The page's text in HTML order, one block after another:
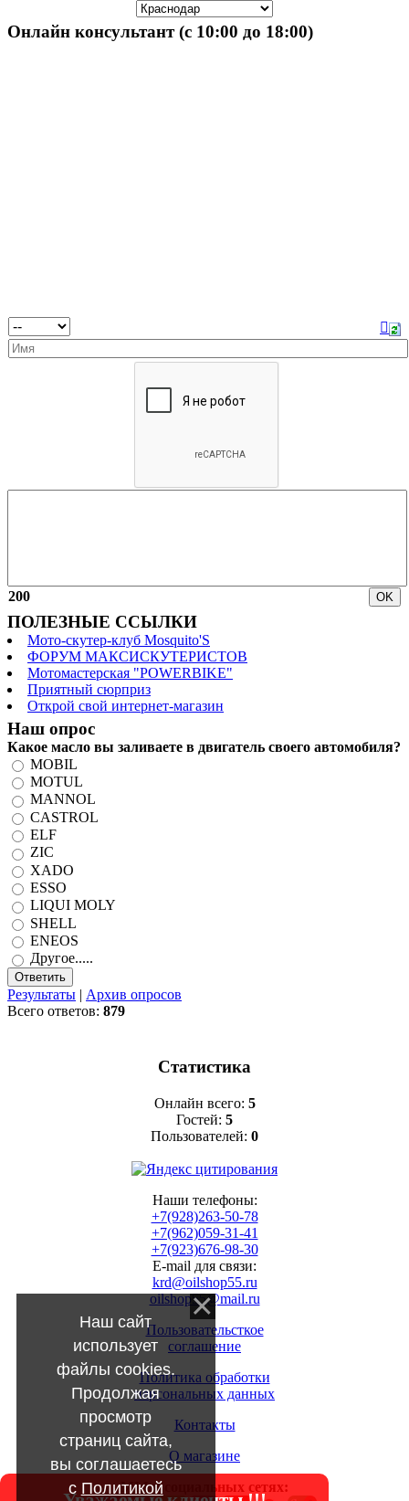
Онлайн консультант (с 10:00 до 18:00)
200
ПОЛЕЗНЫЕ ССЫЛКИ
Мото-скутер-клуб Mosquito'S
ФОРУМ МАКСИСКУТЕРИСТОВ
Мотомастерская "POWERBIKE"
Приятный сюрприз
Открой свой интернет-магазин
Наш опрос
Какое масло вы заливаете в двигатель своего автомобиля?
MOBIL
MOTUL
MANNOL
CASTROL
ELF
ZIC
XADO
ESSO
LIQUI MOLY
SHELL
ENEOS
Другое.....
Результаты | Архив опросов
Всего ответов: 879
Статистика
Онлайн всего: 5
Гостей: 5
Пользователей: 0
Наши телефоны:
+7(928)263-50-78
+7(962)059-31-41
+7(923)676-98-30
E-mail для связи:
krd@oilshop55.ru
oilshop55@mail.ru
Пользовательсткое
соглашение
Политика обработки
персональных данных
Контакты
О магазине
МЫ в социальных сетях:
Наш сайт
использует
файлы cookies.
Продолжая
просмотр
страниц сайта,
вы соглашаетесь
с Политикой